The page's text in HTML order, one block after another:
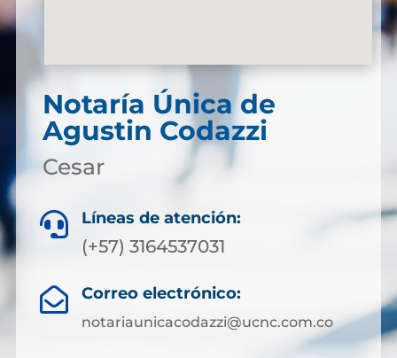
Notaría Única de
Agustin Codazzi
Cesar
 Líneas de atención:
(+57) 3164537031
 Correo electrónico:
notariaunicacodazzi@ucnc.com.co